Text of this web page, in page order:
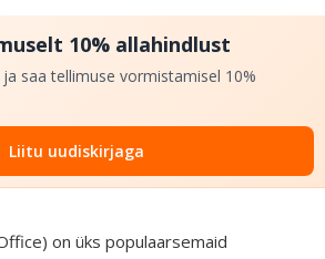
10% allahindlust
saa tellimuse vormistamisel 10%
Liitu uudiskirjaga
on üks populaarsemaid